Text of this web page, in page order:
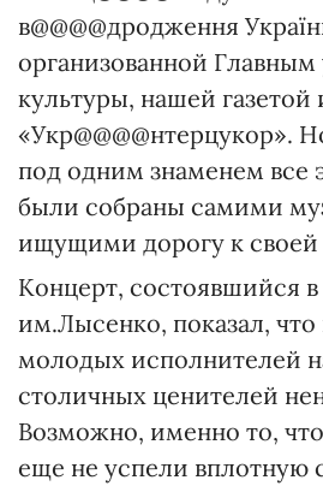
в@@@@дродження
организованной
культуры, нашей газетой
«Укр@@@@нтерцукор».
под одним знаменем все
были собраны самими
ищущими дорогу к своей
Концерт, состоявшийся
им.Лысенко, показал, что
молодых исполнителей
столичных ценителей
Возможно, именно то,
еще не успели вплотную